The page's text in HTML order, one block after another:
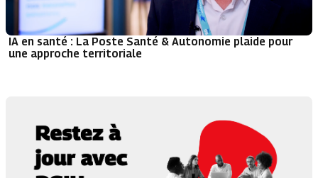
IA en santé : La Poste Santé & Autonomie plaide pour
une approche territoriale